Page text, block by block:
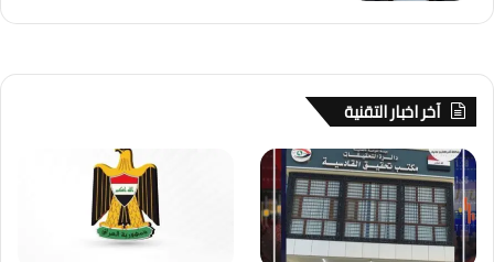
آخر اخبار التقنية